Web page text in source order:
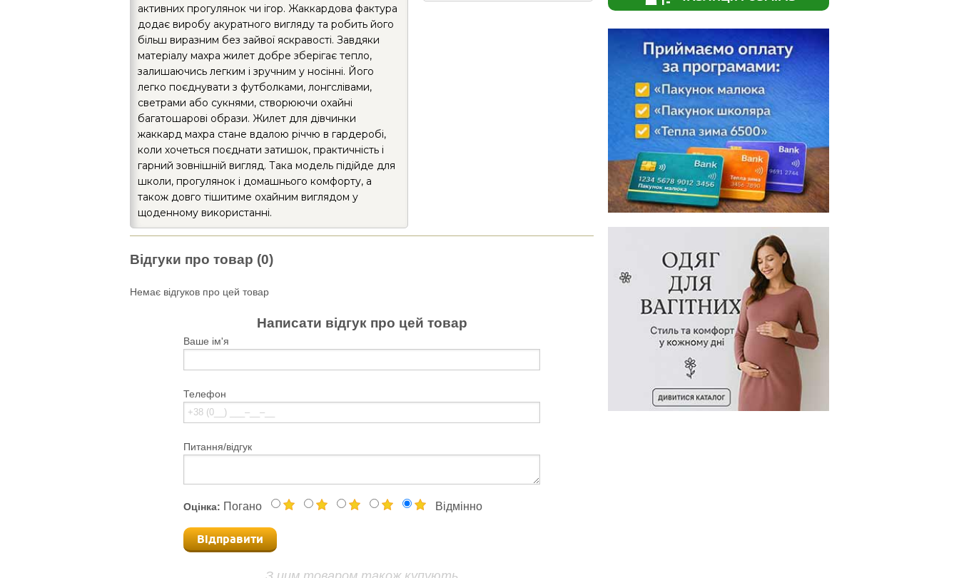
активних прогулянок чи ігор. Жаккардова фактура
додає виробу акуратного вигляду та робить його
більш виразним без зайвої яскравості. Завдяки
матеріалу махра жилет добре зберігає тепло,
залишаючись легким і зручним у носінні. Його
легко поєднувати з футболками, лонгслівами,
светрами або сукнями, створюючи охайні
багатошарові образи. Жилет для дівчинки
жаккард махра стане вдалою річчю в гардеробі,
коли хочеться поєднати затишок, практичність і
гарний зовнішній вигляд. Така модель підійде для
школи, прогулянок і домашнього комфорту, а
також довго тішитиме охайним виглядом у
щоденному використанні.
Відгуки про товар (0)
Немає відгуков про цей товар
Написати відгук про цей товар
Ваше ім'я
Телефон
Питання/відгук
Оцінка: Погано Відмінно
Відправити